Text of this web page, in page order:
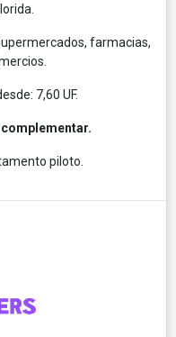
farmacias,
7,60 UF.
piloto.